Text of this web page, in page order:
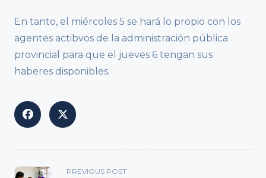
En tanto, el miércoles 5 se hará lo propio con los
agentes actibvos de la administración pública
provincial para que el jueves 6 tengan sus
haberes disponibles.
<span
PREVIOUS POST